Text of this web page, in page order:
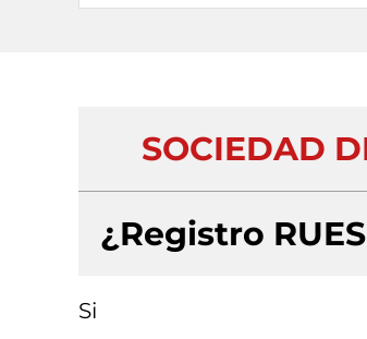
SOCIEDAD
¿Registro
Si